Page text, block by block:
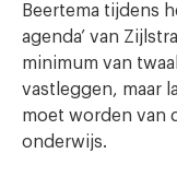
Beertema tijdens
agenda’ van
minimum van
vastleggen, maar
moet worden van
onderwijs.